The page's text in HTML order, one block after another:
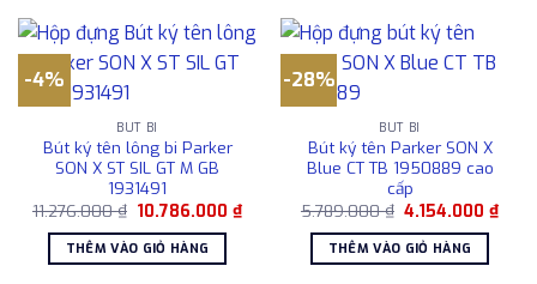
-4%
BÚT BI
Bút ký tên lông bi Parker
SON X ST SIL GT M GB
1931491
11.276.000₫ Giá
là:
11.276.000 ₫.
10.786.000₫Giá
hiện
10.786.000 ₫.
THÊM VÀO GIỎ HÀNG
-28%
BÚT BI
Bút ký tên Parker SON X
Blue CT TB 1950889 cao
cấp
5.789.000₫ Giá
là:
5.789.000 ₫.
4.154.000₫Giá
hiện
THÊM VÀO GIỎ HÀNG